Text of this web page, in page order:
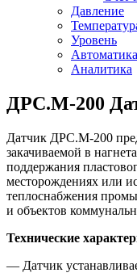
Давление
Уровень
Автоматика
Аналитика
ДРС.М-200
Датчик ДРС.М-200
закачиваемой в
поддержания
месторождениях или
теплоснабжения
и объектов
Технические
— Датчик